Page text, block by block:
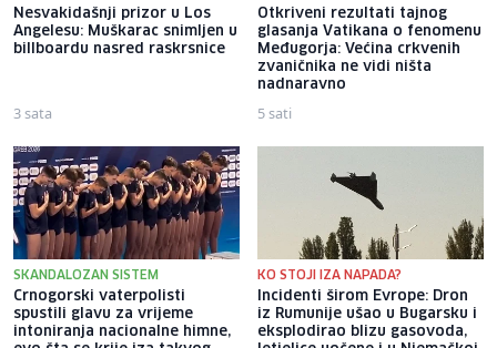
Nesvakidašnji prizor u Los
Angelesu: Muškarac snimljen u
billboardu nasred raskrsnice
3 sata
Otkriveni rezultati tajnog
glasanja Vatikana o fenomenu
Međugorja: Većina crkvenih
zvaničnika ne vidi ništa
nadnaravno
5 sati
SKANDALOZAN SISTEM
Crnogorski vaterpolisti
spustili glavu za vrijeme
intoniranja nacionalne himne,
KO STOJI IZA NAPADA?
Incidenti širom Evrope: Dron
iz Rumunije ušao u Bugarsku i
eksplodirao blizu gasovoda,